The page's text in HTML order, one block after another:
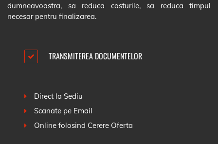
dumneavoastra, sa reduca costurile, sa reduca timpul
necesar pentru finalizarea.
TRANSMITEREA DOCUMENTELOR
Direct la Sediu
Scanate pe Email
Online folosind Cerere Oferta